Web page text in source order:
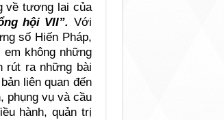
về tương lai của
hội VII”. Với
số Hiến Pháp,
không những
rút ra những bài
liên quan đến
phụng vụ và cầu
hành, quản trị